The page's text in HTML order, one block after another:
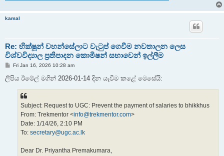
kamal
Re: භික්ෂූන් වහන්සේලාට වැටුප් ගෙවීම නවතාලන ලෙස
විශ්වවිද්‍යාල ප්‍රතිපාදන කොමිෂන් සභාවෙන් ඉල්ලීම
P
s
Fri Jan 16, 2026 10:28 am
ලිපිය ඊමේල් මගින් 2026-01-14 දින යැවීම කළේ මෙසේයි:
Subject: Request to UGC: Prevent the payment of salaries to bhikkhus
From: Trekmentor <info@trekmentor.com>
Date: 1/14/26, 2:10 PM
To: secretary@ugc.ac.lk
Dear Dr. Priyantha Premakumara,